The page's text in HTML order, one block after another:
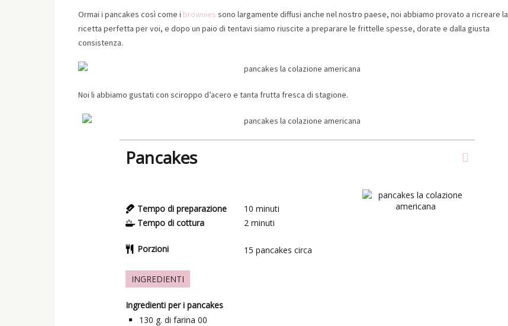
Ormai i pancakes così come i brownies sono largamente diffusi anche nel nostro paese, noi abbiamo provato a ricreare la
ricetta perfetta per voi, e dopo un paio di tentavi siamo riuscite a preparare le frittelle spesse, dorate e dalla giusta
consistenza.
Noi li abbiamo gustati con sciroppo d’acero e tanta frutta fresca di stagione.
Pancakes
Tempo di preparazione 10 minuti
Tempo di cottura
2 minuti
Porzioni 15 pancakes circa
INGREDIENTI
Ingredienti per i pancakes
130 g. di farina 00